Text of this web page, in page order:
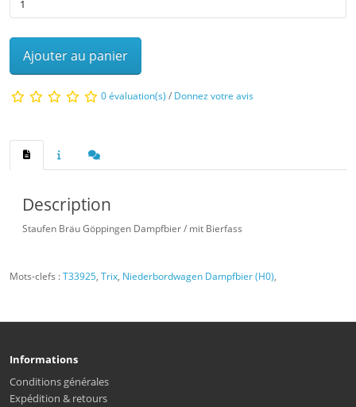
Ajouter au panier
0 évaluation(s) / Donnez votre avis
Description
Staufen Bräu Göppingen Dampfbier / mit Bierfass
Mots-clefs :T33925, Trix, Niederbordwagen Dampfbier (H0),
Informations
Conditions générales
Expédition & retours